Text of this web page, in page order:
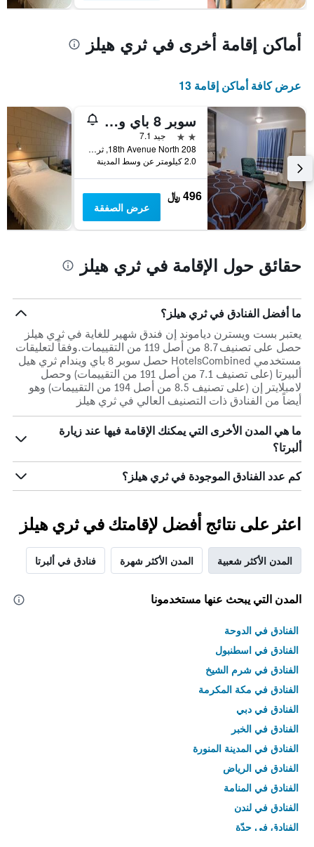
أماكن إقامة أخرى في ثري هيلز
عرض كافة أماكن إقامة 13
سوبر 8 باي ويندام ثري هيل ألبيرتا
2 نجمتين
جيد 7.1
208 18th Avenue North, ثري هيلز, AB, كندا
2.0 كيلومتر عن وسط المدينة
496 ﷼
عرض الصفقة
حقائق حول الإقامة في ثري هيلز
ما أفضل الفنادق في ثري هيلز؟
يعتبر بست ويسترن دياموند إن فندق شهير للغاية في ثري هيلز
حصل على تصنيف 8.7 من أصل 119 من التقييمات.وفقاً لتعليقات
مستخدمي HotelsCombined حصل سوبر 8 باي ويندام ثري هيل
ألبيرتا (على تصنيف 7.1 من أصل 191 من التقييمات) وحصل
لامبلايتر إن (على تصنيف 8.5 من أصل 194 من التقييمات) وهو
أيضاً من الفنادق ذات التصنيف العالي في ثري هيلز
ما هي المدن الأخرى التي يمكنك الإقامة فيها عند زيارة
ألبرتا؟
كم عدد الفنادق الموجودة في ثري هيلز؟
اعثر على نتائج أفضل لإقامتك في ثري هيلز
المدن الأكثر شعبية المدن الأكثر شهرة فنادق في ألبرتا
المدن التي يبحث عنها مستخدمونا
الفنادق في الدوحة
الفنادق في اسطنبول
الفنادق في شرم الشيخ
الفنادق في مكة المكرمة
الفنادق في دبي
الفنادق في الخبر
الفنادق في المدينة المنورة
الفنادق في الرياض
الفنادق في المنامة
الفنادق في لندن
الفنادق في جدّة